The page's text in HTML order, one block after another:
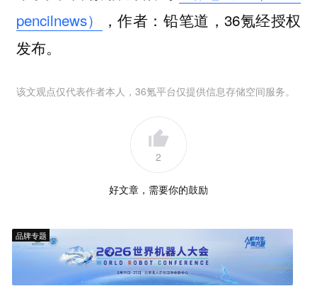
pencilnews）
，作者：铅笔道，36氪经授权
发布。
该文观点仅代表作者本人，36氪平台仅提供信息存储空间服务。
2
好文章，需要你的鼓励
品牌专题